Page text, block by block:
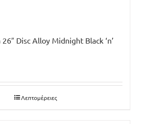
Disc Alloy Midnight Black ‘n’
Λεπτομέρειες